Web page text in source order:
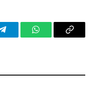
TelegramWhatsAppCopy